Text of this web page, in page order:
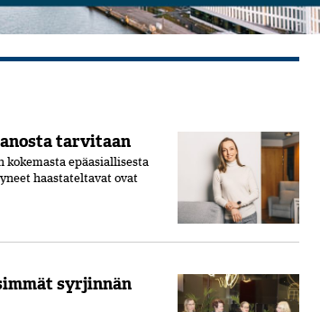
tarvitaan
kokemasta epäasiallisesta
haastateltavat ovat
syrjinnän